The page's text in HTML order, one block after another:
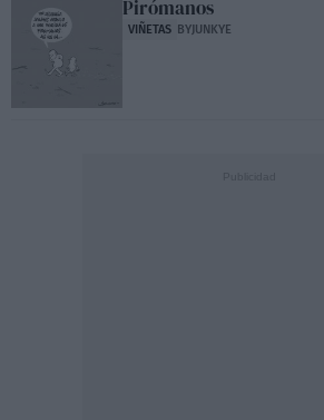
Pirómanos
VIÑETAS BYJUNKYE